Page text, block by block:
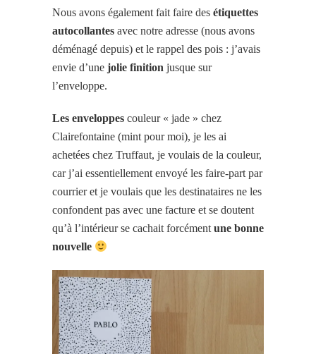
Nous avons également fait faire des étiquettes
autocollantes avec notre adresse (nous avons
déménagé depuis) et le rappel des pois : j’avais
envie d’une jolie finition jusque sur
l’enveloppe.
Les enveloppes couleur « jade » chez
Clairefontaine (mint pour moi), je les ai
achetées chez Truffaut, je voulais de la couleur,
car j’ai essentiellement envoyé les faire-part par
courrier et je voulais que les destinataires ne les
confondent pas avec une facture et se doutent
qu’à l’intérieur se cachait forcément une bonne
nouvelle